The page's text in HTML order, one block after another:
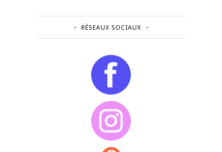
RÉSEAUX SOCIAUX